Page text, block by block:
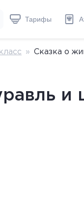
Тарифы
» Сказка о
и